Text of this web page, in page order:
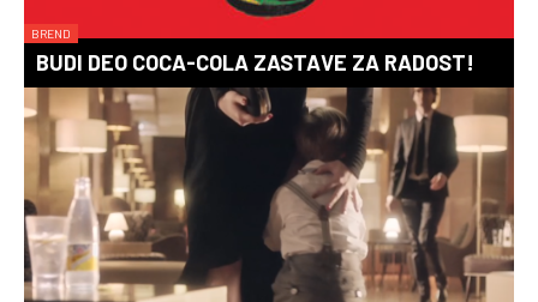
BREND
BUDI DEO COCA-COLA ZASTAVE ZA RADOST!